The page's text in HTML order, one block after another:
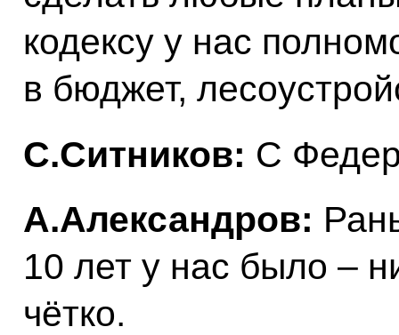
кодексу у нас
в бюджет,
С.Ситников: С
А.Александров:
10 лет у нас было –
чётко.